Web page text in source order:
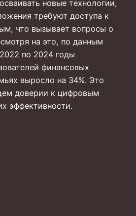
новые технологии,
требуют доступа к
что вызывает вопросы о
на это, по данным
по 2024 годы
финансовых
выросло на 34%. Это
доверии к цифровым
эффективности.